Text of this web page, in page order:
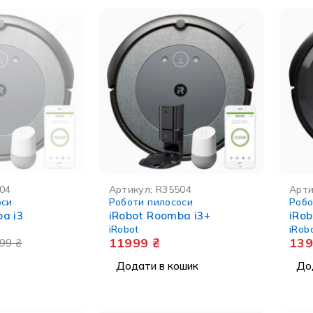
i3
₴
Артикул: R35504
Роботи пилососи
iRobot Roomba i3+
iRobot
11999 ₴
Додати в кошик